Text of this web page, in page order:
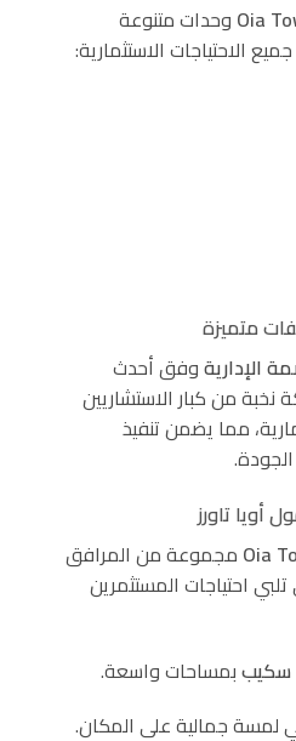
Oia وحدات متنوعة
الاحتياجات الاستثمارية:
متميزة
الإداريةوفق أحدث
نخبة من كبار الاستشاريين
مما يضمن تنفيذ
أويا تاورز
Oia مجموعة من المرافق
احتياجات المستثمرين
سكيببمساحات واسعة.
جمالية على المكان.